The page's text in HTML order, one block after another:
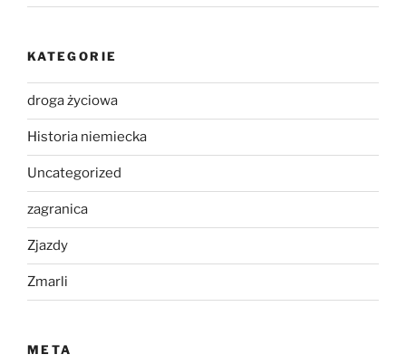
KATEGORIE
droga życiowa
Historia niemiecka
Uncategorized
zagranica
Zjazdy
Zmarli
META